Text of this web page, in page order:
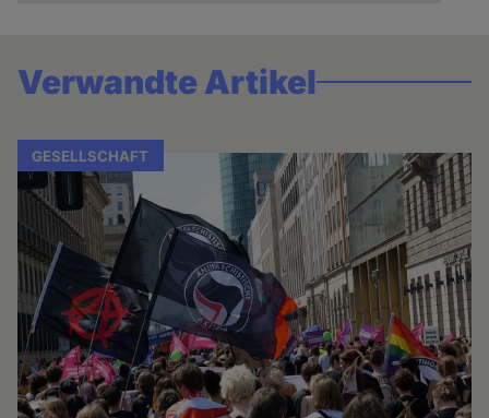
Verwandte Artikel
GESELLSCHAFT